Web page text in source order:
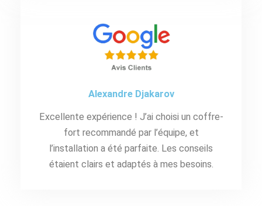
Alexandre Djakarov
Excellente expérience ! J’ai choisi un coffre-
fort recommandé par l’équipe, et
l’installation a été parfaite. Les conseils
étaient clairs et adaptés à mes besoins.